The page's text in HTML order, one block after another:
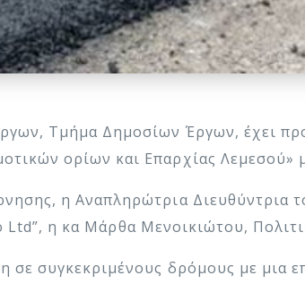
Τμήμα Δημοσίων Έργων, έχει
ορίων και Επαρχίας
η Αναπληρώτρια Διευθύντρια
Ltd”, η κα Μάρθα Μενοικιώτου,
σε συγκεκριμένους δρόμους με μια